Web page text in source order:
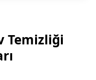
Temizliği